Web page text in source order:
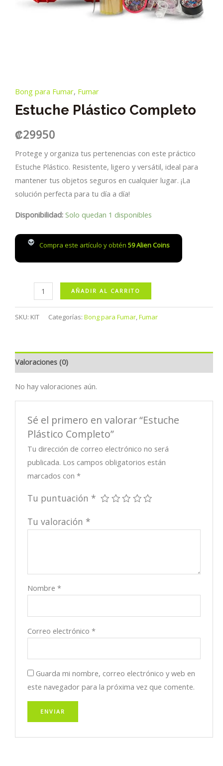
Bong para Fumar, Fumar
Estuche Plástico Completo
₡29950
Protege y organiza tus pertenencias con este práctico
Estuche Plástico. Resistente, ligero y versátil, ideal para
mantener tus objetos seguros en cualquier lugar. ¡La
solución perfecta para tu día a día!
Disponibilidad: Solo quedan 1 disponibles
Compra este artículo y obtén 59Alien Coins
Plástico
Completo
AÑADIR AL CARRITO
SKU: KIT Categorías: Bong para Fumar,Fumar
Valoraciones (0)
No hay valoraciones aún.
Sé el primero en valorar “Estuche
Plástico Completo”
Tu dirección de correo electrónico no será
publicada. Los campos obligatorios están
marcados con*
Tu puntuación *
Tu valoración *
Nombre*
Correo electrónico*
Guarda mi nombre, correo electrónico y web en
este navegador para la próxima vez que comente.